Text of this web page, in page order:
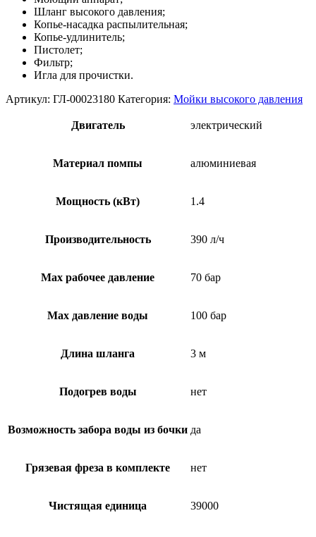
Шланг высокого давления;
Копье-насадка распылительная;
Копье-удлинитель;
Пистолет;
Фильтр;
Игла для прочистки.
Артикул: ГЛ-00023180 Категория: Мойки высокого давления
Двигатель электрический
Материал помпы алюминиевая
Мощность (кВт) 1.4
Производительность 390 л/ч
Мах рабочее давление 70 бар
Max давление воды 100 бар
Длина шланга 3 м
Подогрев воды нет
Возможность забора воды из бочки да
Грязевая фреза в комплекте нет
Чистящая единица 39000